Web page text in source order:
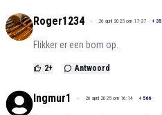
Roger1234 26 april 2025 om 17:37 +
Flikker er een bom op.
2+ Antwoord
Ingmur1 26 april 2025 om 16:14 + 566